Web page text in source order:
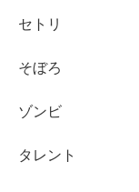
セトリ
そぼろ
ゾンビ
タレント